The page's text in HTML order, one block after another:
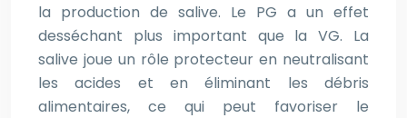
la production de salive. Le PG a un effet
desséchant plus important que la VG. La
salive joue un rôle protecteur en neutralisant
les acides et en éliminant les débris
alimentaires, ce qui peut favoriser le